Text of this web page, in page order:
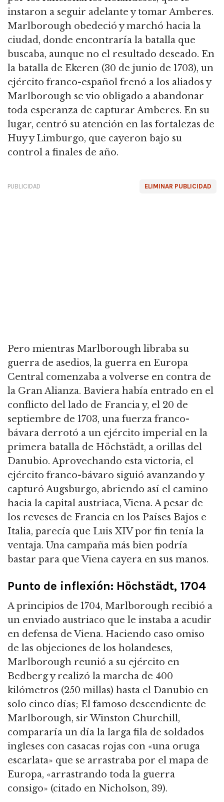
instaron a seguir adelante y tomar Amberes.
Marlborough obedeció y marchó hacia la
ciudad, donde encontraría la batalla que
buscaba, aunque no el resultado deseado. En
la batalla de Ekeren (30 de junio de 1703), un
ejército franco-español frenó a los aliadosy
Marlborough se vio obligado a abandonar
toda esperanza de capturar Amberes. En su
lugar, centró su atención en las fortalezas de
Huy y Limburgo, que cayeron bajo su
control a finales de año.
ELIMINAR PUBLICIDAD
PUBLICIDAD
Pero mientras Marlborough libraba su
guerra de asedios, la guerra en Europa
Central comenzaba a volverse en contra de
la Gran Alianza. Baviera había entrado en el
conflicto del lado de Francia y, el 20 de
septiembre de 1703, una fuerza franco-
bávara derrotó a un ejército imperial en la
primera batalla de Höchstädt, a orillas del
Danubio. Aprovechando esta victoria, el
ejército franco-bávaro siguió avanzando y
capturó Augsburgo, abriendo así el camino
hacia la capital austriaca, Viena. A pesar de
los reveses de Francia en los Países Bajos e
Italia, parecía que Luis XIV por fin tenía la
ventaja. Una campaña más bien podría
bastar para que Viena cayera en sus manos.
Punto de inflexión: Höchstädt, 1704
A principios de 1704, Marlborough recibió a
un enviado austriaco que le instaba a acudir
en defensa de Viena. Haciendo caso omiso
de las objeciones de los holandeses,
Marlborough reunió a su ejército en
Bedberg y realizó la marcha de 400
kilómetros (250 millas) hasta el Danubio en
solo cinco días; El famoso descendiente de
Marlborough, sir Winston Churchill,
compararía un día la larga fila de soldados
ingleses con casacas rojas con «una oruga
escarlata» que se arrastraba por el mapa de
Europa, «arrastrando toda la guerra
consigo» (citado en Nicholson, 39).